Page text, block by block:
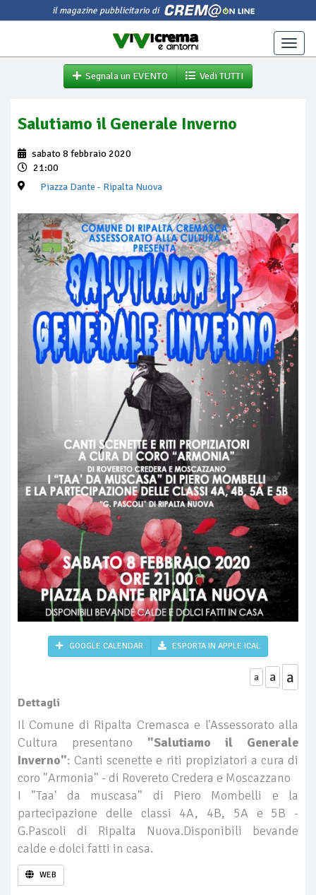
il magazine pubblicitario di
Toggle
Segnala un EVENTO
Vedi TUTTI
Salutiamo il Generale Inverno
sabato 8 febbraio 2020
21:00
Piazza Dante - Ripalta Nuova
GOOGLE CALENDAR ESPORTA IN APPLE ICAL
a a a
Dettagli
Il Comune di Ripalta Cremasca e l'Assessorato alla
Cultura presentano "Salutiamo il Generale
Inverno": Canti scenette e riti propiziatori a cura di
coro "Armonia" - di Rovereto Credera e Moscazzano
I "Taa' da muscasa" di Piero Mombelli e la
partecipazione delle classi 4A, 4B, 5A e 5B -
G.Pascoli di Ripalta Nuova.Disponibili bevande
calde e dolci fatti in casa.
WEB